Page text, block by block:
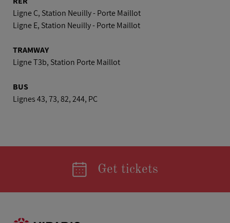
Ligne C, Station Neuilly - Porte Maillot
Ligne E, Station Neuilly - Porte Maillot
TRAMWAY
Ligne T3b, Station Porte Maillot
BUS
Lignes 43, 73, 82, 244, PC
Get tickets